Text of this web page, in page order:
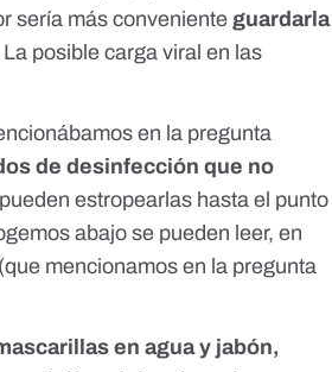
sería más conveniente guardarla
La posible carga viral en las
en la pregunta
de desinfección que no
estropearlas hasta el punto
abajo se pueden leer, en
mencionamos en la pregunta
en agua y jabón,